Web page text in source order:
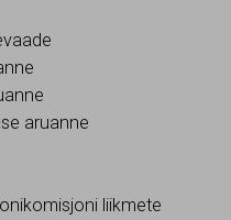
aruanne
liikmete